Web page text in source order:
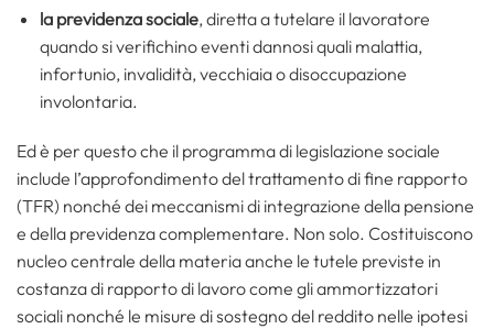
la previdenza sociale, diretta a tutelare il lavoratore
quando si verifichino eventi dannosi quali malattia,
infortunio, invalidità, vecchiaia o disoccupazione
involontaria.
Ed è per questo che il programma di legislazione sociale
include l’approfondimento del trattamento di fine rapporto
(TFR) nonché dei meccanismi di integrazione della pensione
e della previdenza complementare. Non solo. Costituiscono
nucleo centrale della materia anche le tutele previste in
costanza di rapporto di lavoro come gli ammortizzatori
sociali nonché le misure di sostegno del reddito nelle ipotesi